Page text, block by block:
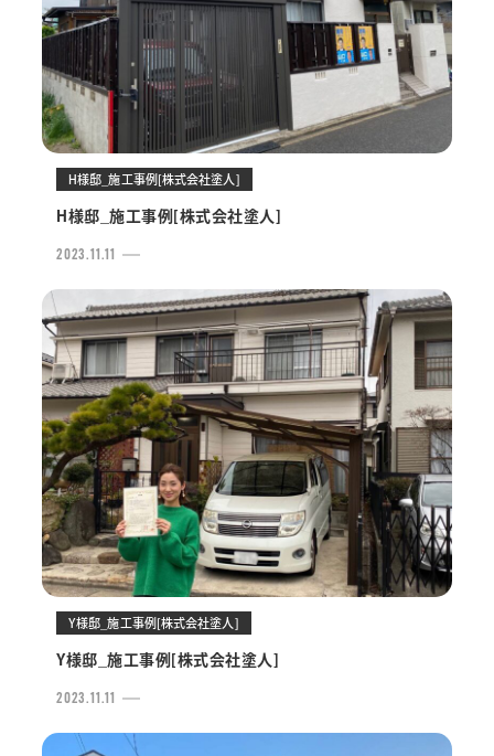
H様邸_施工事例[株式会社塗人]
H様邸_施工事例[株式会社塗人]
2023.11.11
Y様邸_施工事例[株式会社塗人]
Y様邸_施工事例[株式会社塗人]
2023.11.11